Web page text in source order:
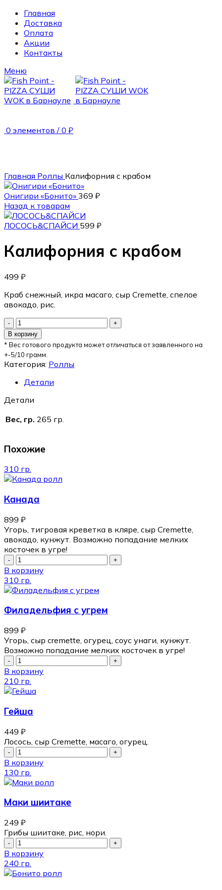
Главная
Доставка
Оплата
Акции
Контакты
Меню
0 элементов / 0 ₽
Главная Роллы Калифорния с крабом
Онигири «Бонито» 369 ₽
Назад к товарам
ЛОСОСЬ&СПАЙСИ 599 ₽
Калифорния с крабом
499 ₽
Краб снежный, икра масаго, сыр Cremette, спелое
авокадо, рис.
В корзину
* Вес готового продукта может отличаться от заявленного на
+-5/10 грамм.
Категория: Роллы
Детали
Детали
Вес, гр. 265 гр.
Похожие
310 гр.
Канада
899 ₽
Угорь, тигровая креветка в кляре, сыр Cremette,
авокадо, кунжут. Возможно попадание мелких
косточек в угре!
В корзину
310 гр.
Филадельфия с угрем
899 ₽
Угорь, сыр cremette, огурец, соус унаги, кунжут.
Возможно попадание мелких косточек в угре!
В корзину
210 гр.
Гейша
449 ₽
Лосось, сыр Cremette, масаго, огурец.
В корзину
130 гр.
Маки шиитаке
249 ₽
Грибы шиитаке, рис, нори.
В корзину
240 гр.